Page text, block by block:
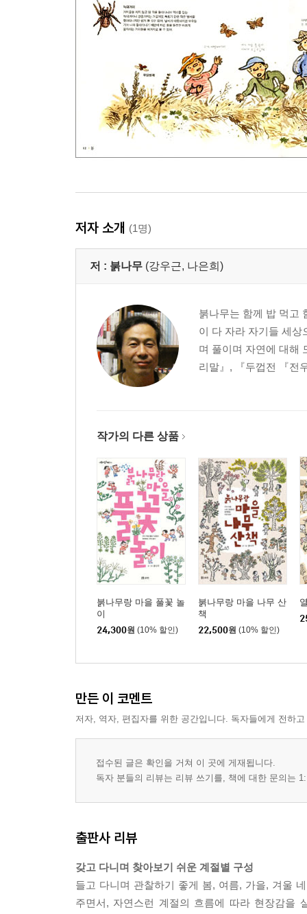
저자 소개 (1명)
저 : 붉나무 (강우근, 나은희)
붉나무는 함께 밥 먹고
이 다 자라 자기들 세상
며 풀이며 자연에 대해
리말』, 『두껍전 『전
작가의 다른 상품
붉나무랑 마을 풀꽃 놀
이
24,300원 (10% 할인)
붉나무랑 마을 나무 산
책
22,500원 (10% 할인)
만든 이 코멘트
저자, 역자, 편집자를 위한 공간입니다. 독자들에게 전하
접수된 글은 확인을 거쳐 이 곳에 게재됩니다.
독자 분들의 리뷰는 리뷰 쓰기를, 책에 대한 문의는
출판사 리뷰
갖고 다니며 찾아보기 쉬운 계절별 구성
들고 다니며 관찰하기 좋게 봄, 여름, 가을, 겨울
주면서, 자연스런 계절의 흐름에 따라 현장감을